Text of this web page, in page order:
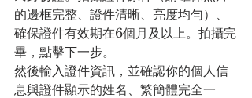
的邊框完整、證件清晰、亮度均勻）、
確保證件有效期在6個月及以上。拍攝完
畢，點擊下一步。
然後輸入證件資訊，並確認你的個人信
息與證件顯示的姓名、繁簡體完全一